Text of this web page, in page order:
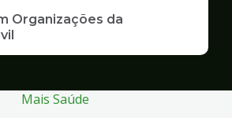
Organizações da
Mais Saúde